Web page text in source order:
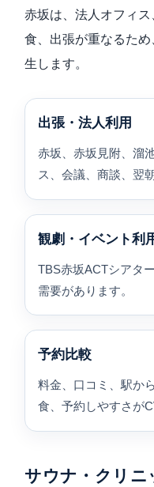
赤坂は、法人オフィ
食、出張が重なるた
生します。
出張・法人利用
赤坂、赤坂見附、溜
ス、会議、商談、翌
観劇・イベント利
TBS赤坂ACTシアタ
需要があります。
予約比較
料金、口コミ、駅か
食、予約しやすさが
サウナ・クリニ